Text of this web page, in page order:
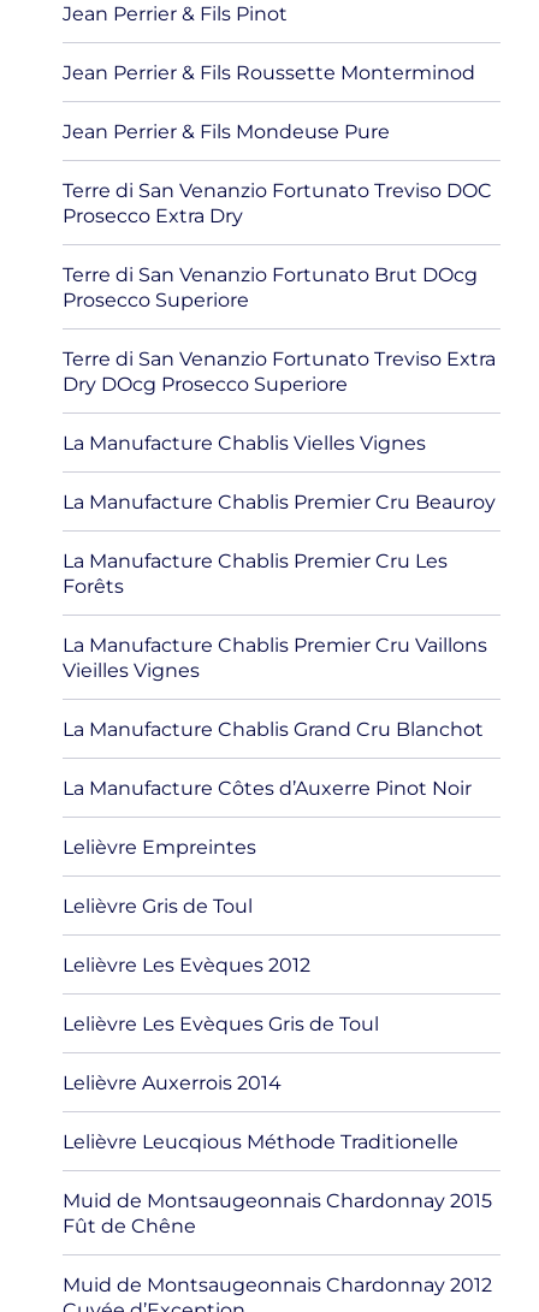
Jean Perrier & Fils Pinot
Jean Perrier & Fils Roussette Monterminod
Jean Perrier & Fils Mondeuse Pure
Terre di San Venanzio Fortunato Treviso DOC
Prosecco Extra Dry
Terre di San Venanzio Fortunato Brut DOcg
Prosecco Superiore
Terre di San Venanzio Fortunato Treviso Extra
Dry DOcg Prosecco Superiore
La Manufacture Chablis Vielles Vignes
La Manufacture Chablis Premier Cru Beauroy
La Manufacture Chablis Premier Cru Les
Forêts
La Manufacture Chablis Premier Cru Vaillons
Vieilles Vignes
La Manufacture Chablis Grand Cru Blanchot
La Manufacture Côtes d’Auxerre Pinot Noir
Lelièvre Empreintes
Lelièvre Gris de Toul
Lelièvre Les Evèques 2012
Lelièvre Les Evèques Gris de Toul
Lelièvre Auxerrois 2014
Lelièvre Leucqious Méthode Traditionelle
Muid de Montsaugeonnais Chardonnay 2015
Fût de Chêne
Muid de Montsaugeonnais Chardonnay 2012